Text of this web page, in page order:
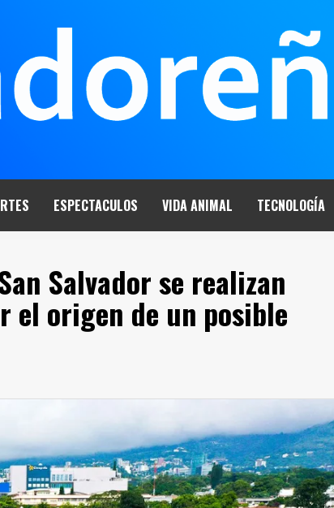
ESPECTACULOS VIDA ANIMAL TECNOLOGÍA
Salvador se realizan
el origen de un posible